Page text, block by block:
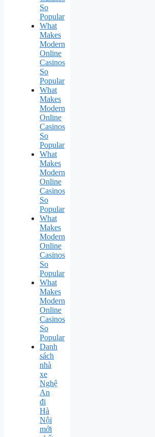
So
Popular
What
Makes
Modern
Online
Casinos
So
Popular
What
Makes
Modern
Online
Casinos
So
Popular
What
Makes
Modern
Online
Casinos
So
Popular
What
Makes
Modern
Online
Casinos
So
Popular
What
Makes
Modern
Online
Casinos
So
Popular
Danh
sách
nhà
xe
Nghệ
An
đi
Hà
Nội
mới